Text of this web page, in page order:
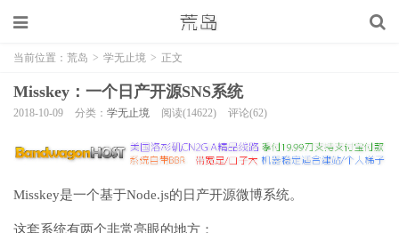
当前位置： 荒岛 > 学无止境 > 正文
Misskey：一个日产开源SNS系统
2018-10-09 分类： 学无止境 阅读(14622) 评论(62)
Misskey是一个基于Node.js的日产开源微博系统。
这套系统有两个非常亮眼的地方：